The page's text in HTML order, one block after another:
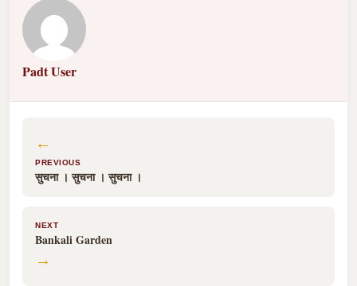
Padt User
←
PREVIOUS
सुचना । सुचना । सुचना ।
NEXT
Bankali Garden
→